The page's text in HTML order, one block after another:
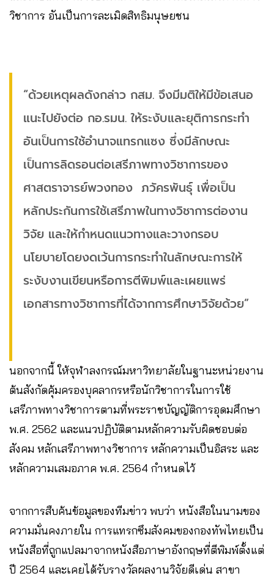
วิชาการ อันเป็นการละเมิดสิทธิมนุษยชน
“ด้วยเหตุผลดังกล่าว กสม. จึงมีมติให้มีข้อเสนอ
แนะไปยังต่อ กอ.รมน. ให้ระงับและยุติการกระทำ
อันเป็นการใช้อำนาจแทรกแซง ซึ่งมีลักษณะ
เป็นการลิดรอนต่อเสรีภาพทางวิชาการของ
ศาสตราจารย์พวงทอง ภวัครพันธุ์ เพื่อเป็น
หลักประกันการใช้เสรีภาพในทางวิชาการต่องาน
วิจัย และให้กำหนดแนวทางและวางกรอบ
นโยบายโดยงดเว้นการกระทำในลักษณะการให้
ระงับงานเขียนหรือการตีพิมพ์และเผยแพร่
เอกสารทางวิชาการที่ได้จากการศึกษาวิจัยด้วย”
นอกจากนี้ ให้จุฬาลงกรณ์มหาวิทยาลัยในฐานะหน่วยงาน
ต้นสังกัดคุ้มครองบุคลากรหรือนักวิชาการในการใช้
เสรีภาพทางวิชาการตามที่พระราชบัญญัติการอุดมศึกษา
พ.ศ. 2562 และแนวปฏิบัติตามหลักความรับผิดชอบต่อ
สังคม หลักเสรีภาพทางวิชาการ หลักความเป็นอิสระ และ
หลักความเสมอภาค พ.ศ. 2564 กำหนดไว้
จากการสืบค้นข้อมูลของทีมข่าว พบว่า หนังสือในนามของ
ความมั่นคงภายใน การแทรกซึมสังคมของกองทัพไทยเป็น
หนังสือที่ถูกแปลมาจากหนังสือภาษาอังกฤษที่ตีพิมพ์ตั้งแต่
ปี 2564 และเคยได้รับรางวัลผลงานวิจัยดีเด่น สาขา